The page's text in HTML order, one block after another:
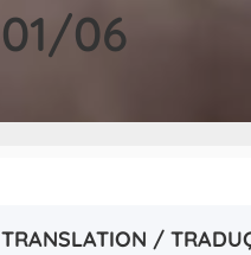
01/06
/